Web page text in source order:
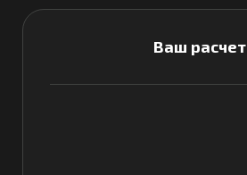
Ваш расчет